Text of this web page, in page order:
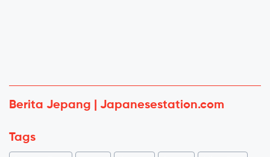
Berita Jepang | Japanesestation.com
Tags